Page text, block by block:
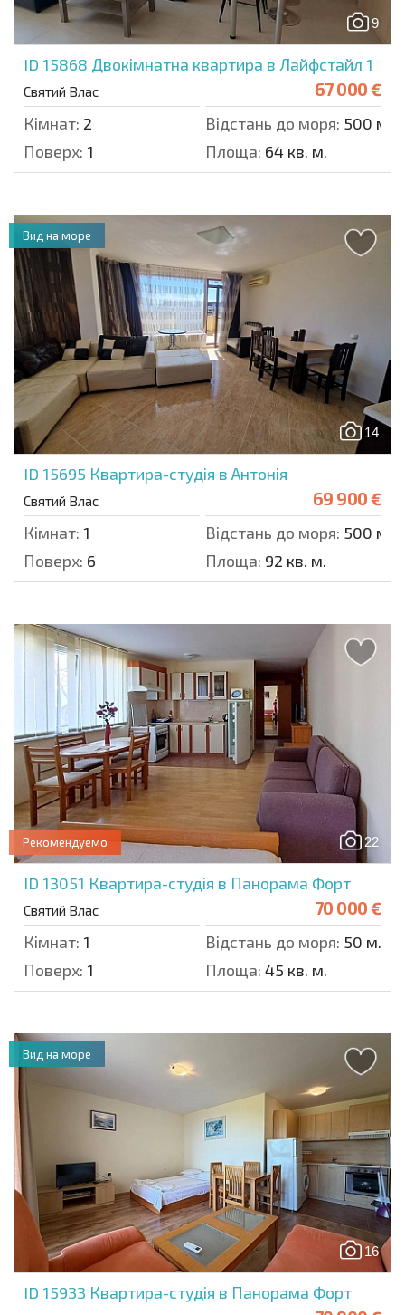
9
ID 15868 Двокімнатна квартира в Лайфстайл 1
Святий Влас 67 000 €
Кімнат: 2 Відстань до моря: 500 м.
Поверх: 1 Площа: 64 кв. м.
14
ID 15695 Квартира-студія в Антонія
Святий Влас 69 900 €
Кімнат: 1 Відстань до моря: 500 м.
Поверх: 6 Площа: 92 кв. м.
Вид на море
22
Рекомендуемо
ID 13051 Квартира-студія в Панорама Форт
Святий Влас 70 000 €
Кімнат: 1 Відстань до моря: 50 м.
Поверх: 1 Площа: 45 кв. м.
16
ID 15933 Квартира-студія в Панорама Форт
Вид на море